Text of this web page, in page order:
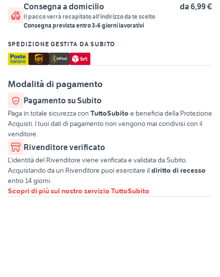
Consegna a domicilio da 6,99 €
Il pacco verrà recapitato all'indirizzo da te scelto
Consegna prevista entro3-6giorni lavorativi
SPEDIZIONE GESTITA DA SUBITO
Modalità di pagamento
Pagamento su Subito
Paga in totale sicurezza con TuttoSubito e beneficia della Protezione
Acquisti. I tuoi dati di pagamento non vengono mai condivisi con il
venditore.
Rivenditore verificato
L’identità del Rivenditore viene verificata e validata da Subito.
Acquistando da un Rivenditore puoi esercitare il diritto di recesso
entro 14 giorni.
Scopri di più sul nostro servizio TuttoSubito